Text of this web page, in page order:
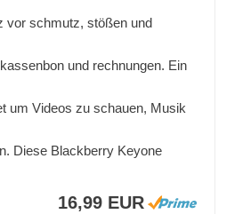
vor schmutz, stößen und
und rechnungen. Ein
um Videos zu schauen, Musik
Diese Blackberry Keyone
16,99 EUR